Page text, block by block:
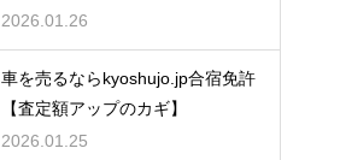
2026.01.26
車を売るならkyoshujo.jp合宿免許
【査定額アップのカギ】
2026.01.25